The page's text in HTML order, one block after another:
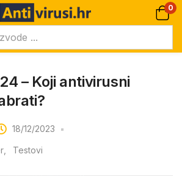
0
– Koji antivirusni
18/12/2023
Testovi